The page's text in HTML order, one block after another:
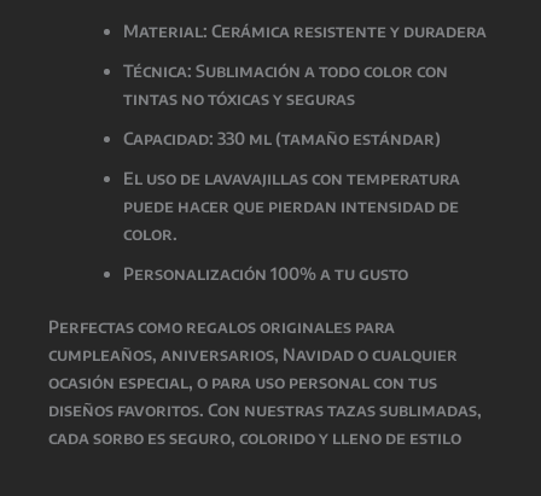
Material: Cerámica resistente y duradera
Técnica: Sublimación a todo color con
tintas no tóxicas y seguras
Capacidad: 330 ml (tamaño estándar)
El uso de lavavajillas con temperatura
puede hacer que pierdan intensidad de
color.
Personalización 100% a tu gusto
Perfectas como regalos originales para
cumpleaños, aniversarios, Navidad o cualquier
ocasión especial, o para uso personal con tus
diseños favoritos. Con nuestras tazas sublimadas,
cada sorbo es seguro, colorido y lleno de estilo